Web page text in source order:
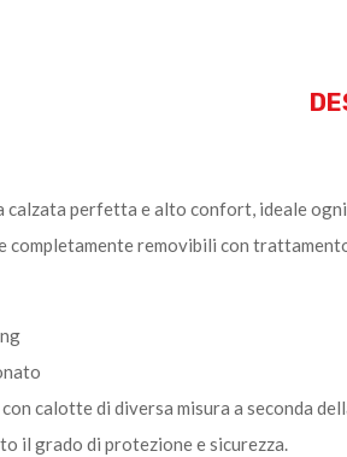
calzata perfetta e alto confort, ideale
removibili con
calotte di diversa misura a seconda
il grado di protezione e sicurezza.